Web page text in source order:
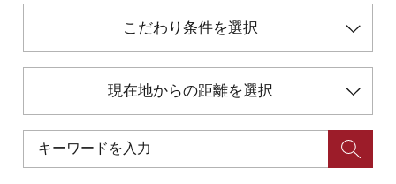
加賀に泊まって！北陸巡り♪
ご当地グルメ
加賀 旅先納税
こだわり条件を選択
現在地からの距離を選択